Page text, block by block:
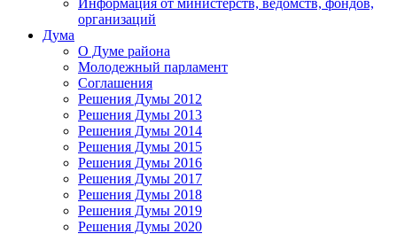
организаций
Дума
О Думе района
Молодежный парламент
Соглашения
Решения Думы 2012
Решения Думы 2013
Решения Думы 2014
Решения Думы 2015
Решения Думы 2016
Решения Думы 2017
Решения Думы 2018
Решения Думы 2019
Решения Думы 2020